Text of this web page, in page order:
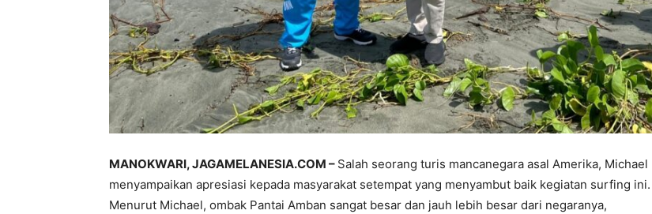
MANOKWARI, JAGAMELANESIA.COM – Salah seorang turis mancanegara asal Amerika, Michael
menyampaikan apresiasi kepada masyarakat setempat yang menyambut baik kegiatan surfing ini.
Menurut Michael, ombak Pantai Amban sangat besar dan jauh lebih besar dari negaranya,